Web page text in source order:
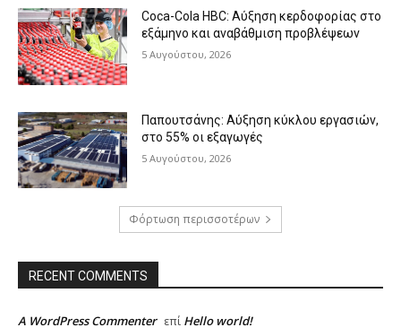
Coca-Cola HBC: Αύξηση κερδοφορίας στο
εξάμηνο και αναβάθμιση προβλέψεων
5 Αυγούστου, 2026
Παπουτσάνης: Αύξηση κύκλου εργασιών,
στο 55% οι εξαγωγές
5 Αυγούστου, 2026
Φόρτωση περισσοτέρων
RECENT COMMENTS
A WordPress Commenter επί Hello world!